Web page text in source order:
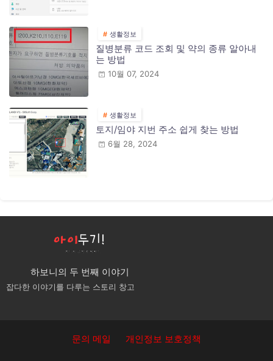
생활정보
질병분류 코드 조회 및 약의 종류 알아내
는 방법
10월 07, 2024
생활정보
토지/임야 지번 주소 쉽게 찾는 방법
6월 28, 2024
하보니의 두 번째 이야기
잡다한 이야기를 다루는 스토리 창고
문의 메일 개인정보 보호정책